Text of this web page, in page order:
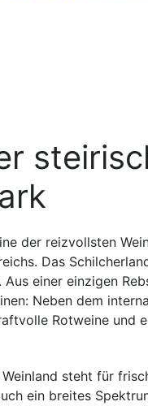
der reizvollsten
Das
Aus einer einzigen
Neben dem
Rotweine und
steht für
ein breites